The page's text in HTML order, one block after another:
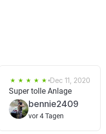
Dec 11, 2020
Super tolle Anlage
bennie2409
vor 4 Tagen